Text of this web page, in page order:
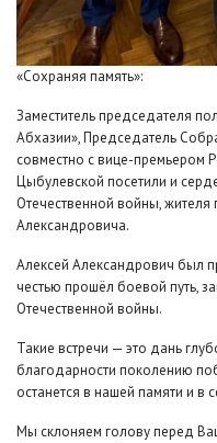
«Сохраняя память»:
Заместитель председателя
Абхазии», Председатель
совместно с вице-премьером
Цыбулевской посетили и
Отечественной войны, жителя
Александровича.
Алексей Александрович был
честью прошёл боевой путь,
Отечественной войны.
Такие встречи — это дань
благодарности поколению
останется в нашей памяти и
Мы склоняем голову перед